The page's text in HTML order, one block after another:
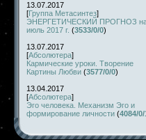
13.07.2017
[Группа Метасинтез]
ЭНЕРГЕТИЧЕСКИЙ ПРОГНОЗ
июль 2017 г. (3533/0/0)
13.07.2017
[Абсолютера]
Кармические уроки. Творение
Картины Любви (3577/0/0)
13.04.2017
[Абсолютера]
Эго человека. Механизм Эго и
формирование личности (4084/0/